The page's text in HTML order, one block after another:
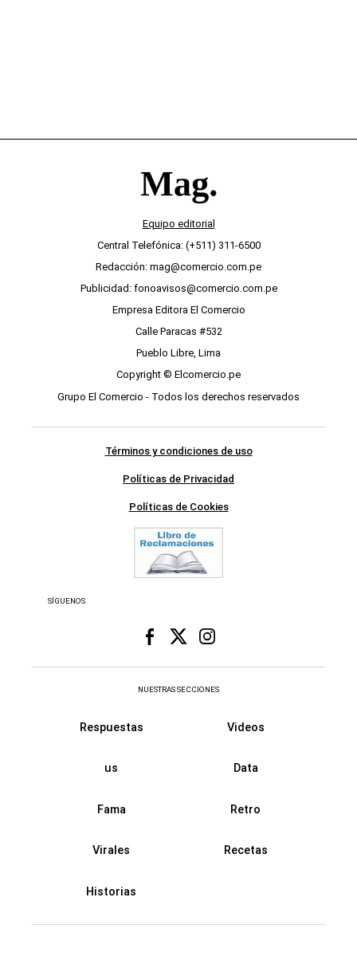
Equipo editorial
Central Telefónica: (+511) 311-6500
Redacción: mag@comercio.com.pe
Publicidad: fonoavisos@comercio.com.pe
Empresa Editora El Comercio
Calle Paracas #532
Pueblo Libre, Lima
Copyright © Elcomercio.pe
Grupo El Comercio - Todos los derechos reservados
Términos y condiciones de uso
Políticas de Privacidad
Políticas de Cookies
SÍGUENOS
NUESTRAS SECCIONES
Respuestas Videos
us Data
Fama Retro
Virales Recetas
Historias